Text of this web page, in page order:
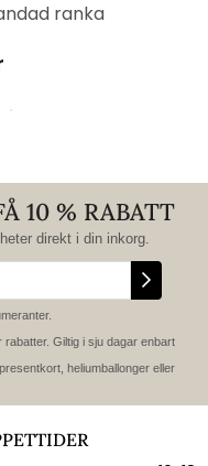
ranka
10 % RABATT
direkt i din inkorg.
Giltig i sju dagar enbart
heliumballonger eller